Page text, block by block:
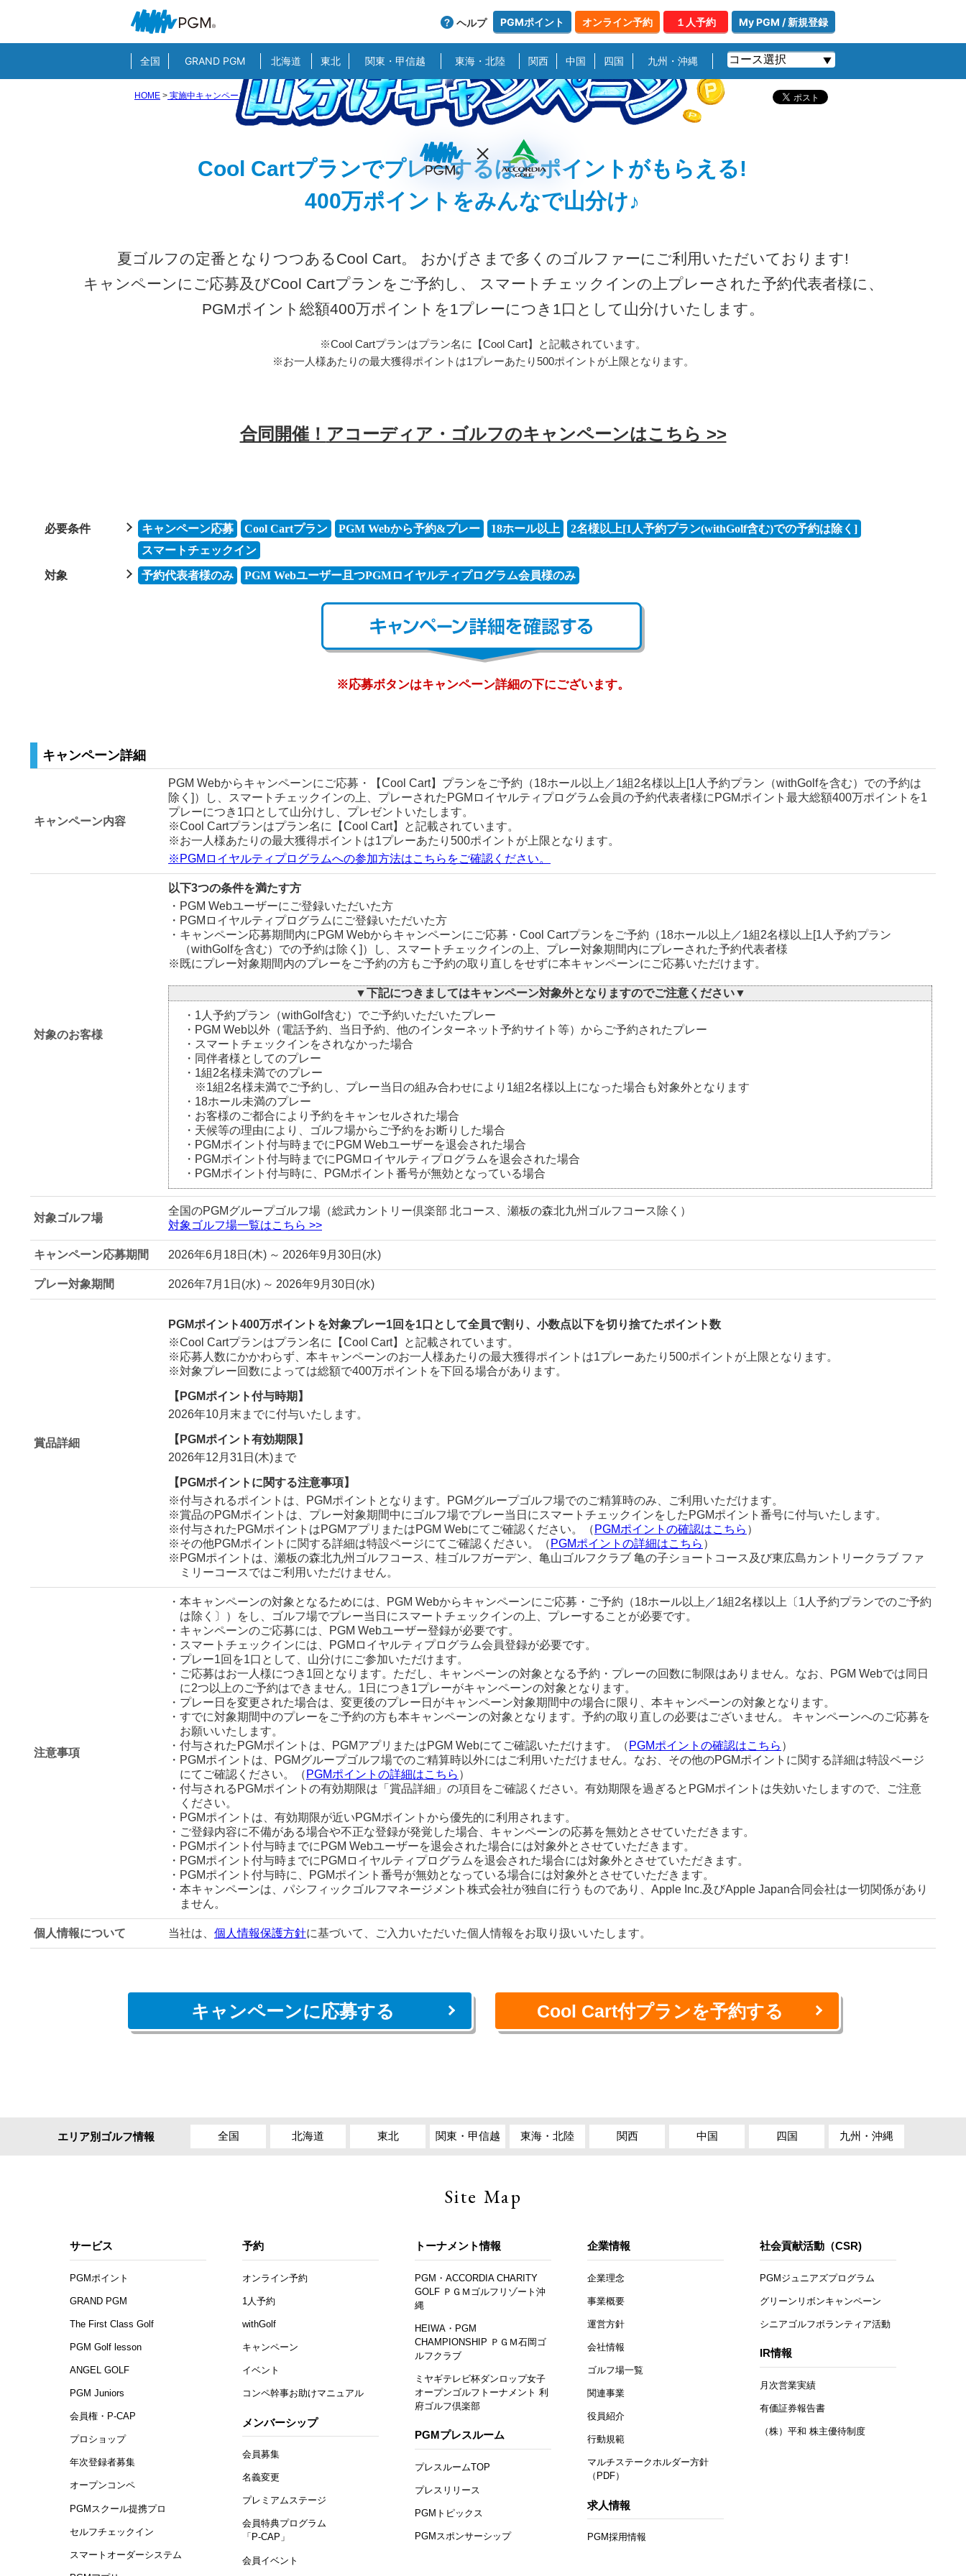
ヘルプ PGMポイント オンライン予約 １人予約 My PGM / 新規登録
全国 GRAND PGM 北海道 東北 関東・甲信越 東海・北陸 関西 中国 四国 九州・沖縄
HOME > 実施中キャンペーン&イベント一覧>PGMポイント総額400万pt山分けキャンペーン
Cool Cartプランでプレーするほどポイントがもらえる!
400万ポイントをみんなで⼭分け♪
夏ゴルフの定番となりつつあるCool Cart。 おかげさまで多くのゴルファーにご利⽤いただいております!
キャンペーンにご応募及びCool Cartプランをご予約し、 スマートチェックインの上プレーされた予約代表者様に、
PGMポイント総額400万ポイントを1プレーにつき1⼝として⼭分けいたします。
※Cool Cartプランはプラン名に【Cool Cart】と記載されています。
※お⼀⼈様あたりの最⼤獲得ポイントは1プレーあたり500ポイントが上限となります。
合同開催！ アコーディア・ゴルフのキャンペーンはこちら >>
必要条件 キャンペーン応募 Cool Cartプラン PGM Webから予約&プレー 18ホール以上
2名様以上[1人予約プラン(withGolf含む)での予約は除く]
スマートチェックイン
対象 予約代表者様のみ PGM Webユーザー且つPGMロイヤルティプログラム会員様のみ
※応募ボタンはキャンペーン詳細の下にございます。
キャンペーン詳細
キャンペーン内容
PGM Webからキャンペーンにご応募・【Cool Cart】プランをご予約（18ホール以上／1組2名様以上[1人予約プラン（withGolfを含む）での予約は
除く]）し、スマートチェックインの上、プレーされたPGMロイヤルティプログラム会員の予約代表者様にPGMポイント最大総額400万ポイントを1
プレーにつき1口として山分けし、プレゼントいたします。
※Cool Cartプランはプラン名に【Cool Cart】と記載されています。
※お一人様あたりの最大獲得ポイントは1プレーあたり500ポイントが上限となります。
※PGMロイヤルティプログラムへの参加方法はこちらをご確認ください。
対象のお客様
以下3つの条件を満たす⽅
・PGM Webユーザーにご登録いただいた方
・PGMロイヤルティプログラムにご登録いただいた方
・キャンペーン応募期間内にPGM Webからキャンペーンにご応募・Cool Cartプランをご予約（18ホール以上／1組2名様以上[1人予約プラン
（withGolfを含む）での予約は除く]）し、スマートチェックインの上、プレー対象期間内にプレーされた予約代表者様
※既にプレー対象期間内のプレーをご予約の方もご予約の取り直しをせずに本キャンペーンにご応募いただけます。
▼下記につきましてはキャンペーン対象外となりますのでご注意ください▼
・1人予約プラン（withGolf含む）でご予約いただいたプレー
・PGM Web以外（電話予約、当日予約、他のインターネット予約サイト等）からご予約されたプレー
・スマートチェックインをされなかった場合
・同伴者様としてのプレー
・1組2名様未満でのプレー
※1組2名様未満でご予約し、プレー当日の組み合わせにより1組2名様以上になった場合も対象外となります
・18ホール未満のプレー
・お客様のご都合により予約をキャンセルされた場合
・天候等の理由により、ゴルフ場からご予約をお断りした場合
・PGMポイント付与時までにPGM Webユーザーを退会された場合
・PGMポイント付与時までにPGMロイヤルティプログラムを退会された場合
・PGMポイント付与時に、PGMポイント番号が無効となっている場合
対象ゴルフ場
全国のPGMグループゴルフ場（総武カントリー倶楽部 北コース、瀬板の森北九州ゴルフコース除く）
対象ゴルフ場一覧はこちら >>
キャンペーン応募期間 2026年6月18日(木) ～ 2026年9月30日(水)
プレー対象期間 2026年7月1日(水) ～ 2026年9月30日(水)
賞品詳細
PGMポイント400万ポイントを対象プレー1回を1口として全員で割り、小数点以下を切り捨てたポイント数
※Cool Cartプランはプラン名に【Cool Cart】と記載されています。
※応募人数にかかわらず、本キャンペーンのお一人様あたりの最大獲得ポイントは1プレーあたり500ポイントが上限となります。
※対象プレー回数によっては総額で400万ポイントを下回る場合があります。
【PGMポイント付与時期】
2026年10月末までに付与いたします。
【PGMポイント有効期限】
2026年12月31日(木)まで
【PGMポイントに関する注意事項】
※付与されるポイントは、PGMポイントとなります。PGMグループゴルフ場でのご精算時のみ、ご利用いただけます。
※賞品のPGMポイントは、プレー対象期間中にゴルフ場でプレー当日にスマートチェックインをしたPGMポイント番号に付与いたします。
※付与されたPGMポイントはPGMアプリまたはPGM Webにてご確認ください。（ PGMポイントの確認はこちら ）
※その他PGMポイントに関する詳細は特設ページにてご確認ください。（ PGMポイントの詳細はこちら ）
※PGMポイントは、瀬板の森北九州ゴルフコース、桂ゴルフガーデン、亀山ゴルフクラブ 亀の子ショートコース及び東広島カントリークラブ ファ
ミリーコースではご利用いただけません。
注意事項
・本キャンペーンの対象となるためには、PGM Webからキャンペーンにご応募・ご予約（18ホール以上／1組2名様以上〔1人予約プランでのご予約
は除く〕）をし、ゴルフ場でプレー当日にスマートチェックインの上、プレーすることが必要です。
・キャンペーンのご応募には、PGM Webユーザー登録が必要です。
・スマートチェックインには、PGMロイヤルティプログラム会員登録が必要です。
・プレー1回を1口として、山分けにご参加いただけます。
・ご応募はお一人様につき1回となります。ただし、キャンペーンの対象となる予約・プレーの回数に制限はありません。なお、PGM Webでは同日
に2つ以上のご予約はできません。1日につき1プレーがキャンペーンの対象となります。
・プレー日を変更された場合は、変更後のプレー日がキャンペーン対象期間中の場合に限り、本キャンペーンの対象となります。
・すでに対象期間中のプレーをご予約の方も本キャンペーンの対象となります。予約の取り直しの必要はございません。 キャンペーンへのご応募を
お願いいたします。
・付与されたPGMポイントは、PGMアプリまたはPGM Webにてご確認いただけます。（ PGMポイントの確認はこちら ）
・PGMポイントは、PGMグループゴルフ場でのご精算時以外にはご利用いただけません。なお、その他のPGMポイントに関する詳細は特設ページ
にてご確認ください。（ PGMポイントの詳細はこちら ）
・付与されるPGMポイントの有効期限は「賞品詳細」の項目をご確認ください。有効期限を過ぎるとPGMポイントは失効いたしますので、ご注意
ください。
・PGMポイントは、有効期限が近いPGMポイントから優先的に利用されます。
・ご登録内容に不備がある場合や不正な登録が発覚した場合、キャンペーンの応募を無効とさせていただきます。
・PGMポイント付与時までにPGM Webユーザーを退会された場合には対象外とさせていただきます。
・PGMポイント付与時までにPGMロイヤルティプログラムを退会された場合には対象外とさせていただきます。
・PGMポイント付与時に、PGMポイント番号が無効となっている場合には対象外とさせていただきます。
・本キャンペーンは、パシフィックゴルフマネージメント株式会社が独自に行うものであり、Apple Inc.及びApple Japan合同会社は一切関係があり
ません。
個人情報について 当社は、 個人情報保護方針に基づいて、ご⼊⼒いただいた個⼈情報をお取り扱いいたします。
キャンペーンに応募する Cool Cart付プランを予約する
エリア別ゴルフ情報 全国 北海道 東北 関東・甲信越 東海・北陸 関西 中国 四国 九州・沖縄
Site Map
サービス
PGMポイント
GRAND PGM
The First Class Golf
PGM Golf lesson
ANGEL GOLF
PGM Juniors
会員権・P-CAP
プロショップ
年次登録者募集
オープンコンペ
PGMスクール提携プロ
セルフチェックイン
スマートオーダーシステム
予約
オンライン予約
1人予約
withGolf
キャンペーン
イベント
コンペ幹事お助けマニュアル
メンバーシップ
会員募集
名義変更
プレミアムステージ
会員特典プログラム
「P-CAP」
会員イベント
トーナメント情報
PGM・ACCORDIA CHARITY
GOLF ＰＧＭゴルフリゾート沖
縄
HEIWA・PGM
CHAMPIONSHIP ＰＧＭ石岡ゴ
ルフクラブ
ミヤギテレビ杯ダンロップ女子
オープンゴルフトーナメント 利
府ゴルフ倶楽部
PGMプレスルーム
プレスルームTOP
プレスリリース
PGMトピックス
PGMスポンサーシップ
企業情報
企業理念
事業概要
運営方針
会社情報
ゴルフ場一覧
関連事業
役員紹介
行動規範
マルチステークホルダー方針
（PDF）
求人情報
PGM採用情報
社会貢献活動（CSR)
PGMジュニアズプログラム
グリーンリボンキャンペーン
シニアゴルフボランティア活動
IR情報
月次営業実績
有価証券報告書
（株）平和 株主優待制度